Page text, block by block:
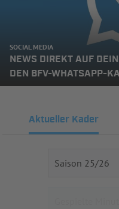
SOCIAL MEDIA
NEWS DIREKT AUF
DEN BFV-WHATSAPP-
Aktueller Kader